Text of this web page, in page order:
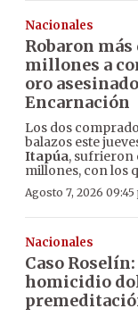
Nacionales
Robaron más
millones a
oro
Encarnación
Los dos
balazos este
Itapúa, sufrieron
millones, con los
Agosto 7, 2026 09:45
Nacionales
Caso
homicidio